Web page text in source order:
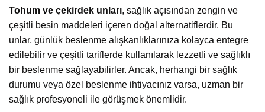
Tohum ve çekirdek unları, sağlık açısından zengin ve
çeşitli besin maddeleri içeren doğal alternatiflerdir. Bu
unlar, günlük beslenme alışkanlıklarınıza kolayca entegre
edilebilir ve çeşitli tariflerde kullanılarak lezzetli ve sağlıklı
bir beslenme sağlayabilirler. Ancak, herhangi bir sağlık
durumu veya özel beslenme ihtiyacınız varsa, uzman bir
sağlık profesyoneli ile görüşmek önemlidir.